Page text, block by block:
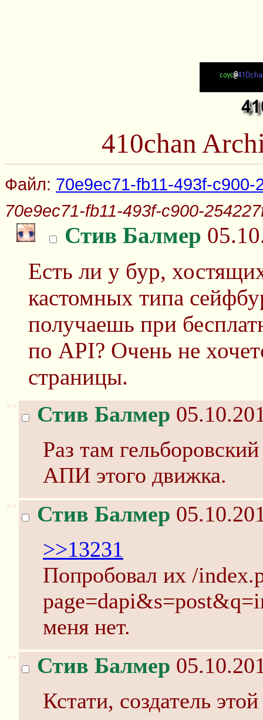
410chan
Файл: 70e9ec71-fb11-493f-c900-
70e9ec71-fb11-493f-c900-
Стив Балмер
Есть ли у бур,
кастомных типа
получаешь при
по API? Очень не
страницы.
>> Стив Балмер
Раз там
АПИ этого движка.
>> Стив Балмер
>>13231
Попробовал их /
меня нет.
>> Стив Балмер
Кстати, создатель